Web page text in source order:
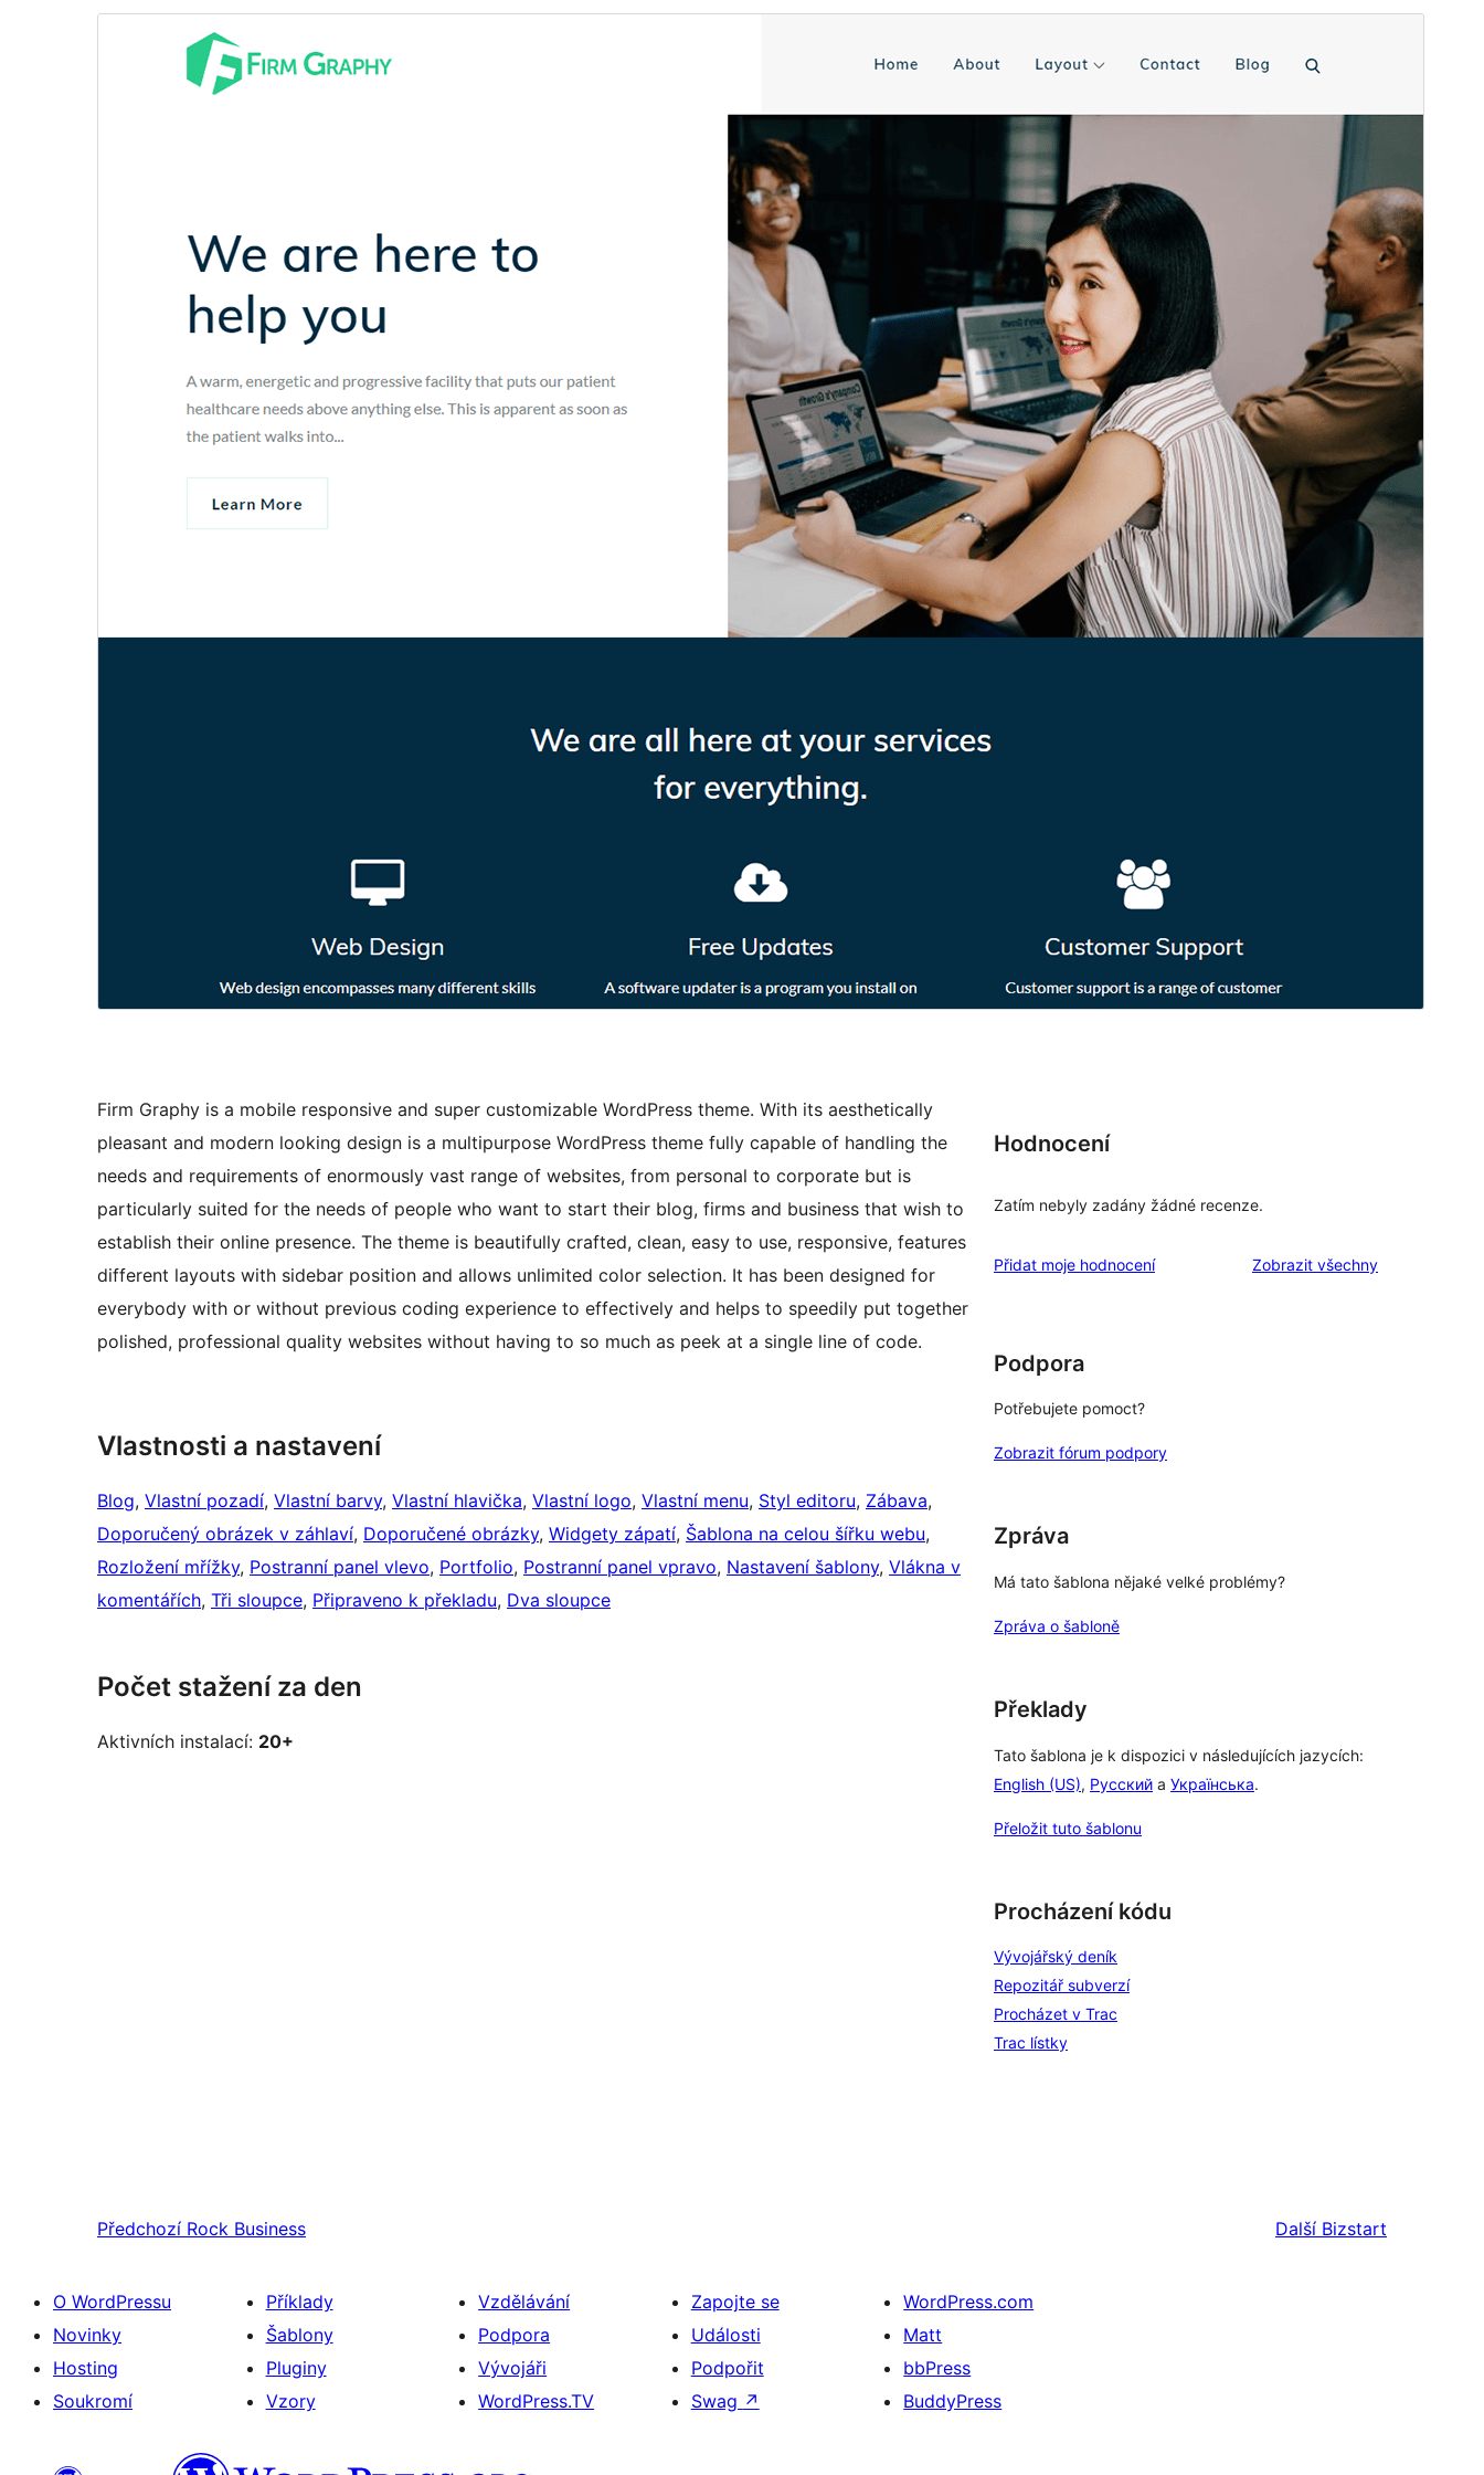
Verze
Aktivní instalace
Verze WordPressu
4.7
Verze PHP
5.6
Domovská stránka šablony
Firm Graphy is a mobile responsive and super customizable WordPress theme. With its aesthetically
pleasant and modern looking design is a multipurpose WordPress theme fully capable of handling the
needs and requirements of enormously vast range of websites, from personal to corporate but is
particularly suited for the needs of people who want to start their blog, firms and business that wish to
establish their online presence. The theme is beautifully crafted, clean, easy to use, responsive, features
different layouts with sidebar position and allows unlimited color selection. It has been designed for
everybody with or without previous coding experience to effectively and helps to speedily put together
polished, professional quality websites without having to so much as peek at a single line of code.
Vlastnosti a nastavení
Blog, Vlastní pozadí, Vlastní barvy, Vlastní hlavička, Vlastní logo, Vlastní menu, Styl editoru, Zábava
Doporučený obrázek v záhlaví, Doporučené obrázky, Widgety zápatí, Šablona na celou šířku webu
Rozložení mřížky, Postranní panel vlevo, Portfolio, Postranní panel vpravo, Nastavení šablony, Vlákna v
komentářích, Tři sloupce, Připraveno k překladu, Dva sloupce
Počet stažení za den
Aktivních instalací: 20+
Hodnocení
Zatím nebyly zadány žádné recenze.
Přidat moje hodnocení Zobrazit všechnyrecenze
Podpora
Potřebujete pomoct?
Zobrazit fórum podpory
Zpráva
Má tato šablona nějaké velké problémy?
Zpráva o šabloně
Překlady
Tato šablona je k dispozici v následujících jazycích:
English (US), Русский a Українська.
Přeložit tuto šablonu
Procházení kódu
Vývojářský deník
Repozitář subverzí
Procházet v Trac
Trac lístky
Předchozí Rock Business Další Bizstart
O WordPressu
Novinky
Hosting
Soukromí
Příklady
Šablony
Pluginy
Vzory
Vzdělávání
Podpora
Vývojáři
WordPress.TV
Zapojte se
Události
Podpořit
Swag ↗
WordPress.com
Matt
bbPress
BuddyPress